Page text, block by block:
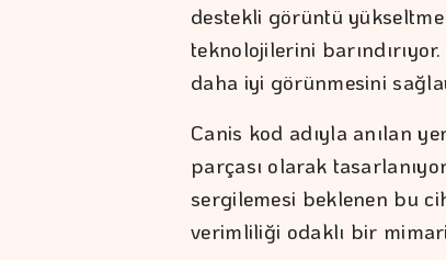
destekli görüntü
teknolojilerini
daha iyi görünmesini
Canis kod adıyla anılan
parçası olarak
sergilemesi beklenen bu
verimliliği odaklı bir